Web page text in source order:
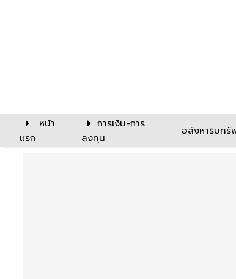
หน้า
แรก
การเงิน-การ
ลงทุน
อสังหาริมทรั